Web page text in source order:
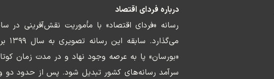
درباره فردای اقتصاد
رسانه «فردای اقتصاد» با مأموریت نقش‌آفرینی در
«بورسان» پا به عرصه وجود نهاد و در مدت زمان
سرآمد رسانه‌های کشور تبدیل شود. پس از حدود دو